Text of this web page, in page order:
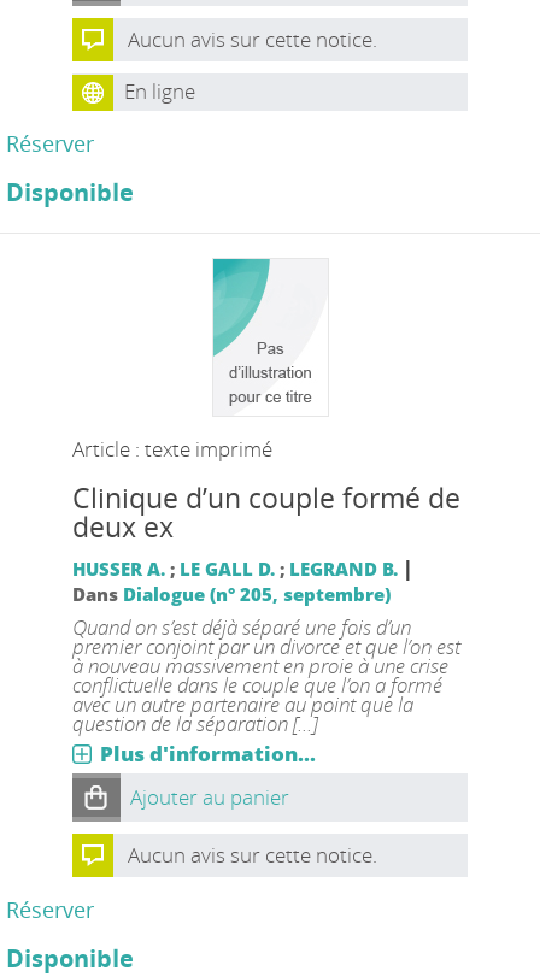
Aucun avis sur cette notice.
En ligne
Réserver
Disponible
Article : texte imprimé
Clinique d’un couple formé de
deux ex
HUSSER A.; LE GALL D.; LEGRAND B. |
Dans Dialogue (n° 205, septembre)
Quand on s’est déjà séparé une fois d’un
premier conjoint par un divorce et que l’on est
à nouveau massivement en proie à une crise
conflictuelle dans le couple que l’on a formé
avec un autre partenaire au point que la
question de la séparation [...]
Plus d'information...
Ajouter au panier
Aucun avis sur cette notice.
Réserver
Disponible